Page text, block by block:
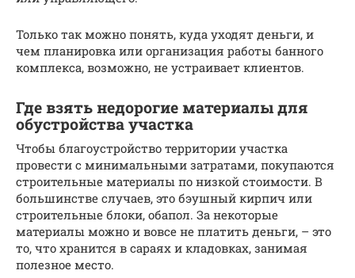
Только так можно понять, куда уходят деньги, и
чем планировка или организация работы банного
комплекса, возможно, не устраивает клиентов.
Где взять недорогие материалы для
обустройства участка
Чтобы благоустройство территории участка
провести с минимальными затратами, покупаются
строительные материалы по низкой стоимости. В
большинстве случаев, это бэушный кирпич или
строительные блоки, обапол. За некоторые
материалы можно и вовсе не платить деньги, – это
то, что хранится в сараях и кладовках, занимая
полезное место.